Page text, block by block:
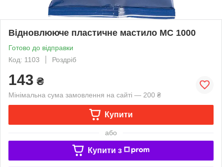
Відновлююче пластичне мастило МС 1000
Готово до відправки
Код: 1103
Роздріб
143 ₴
Мінімальна сума замовлення на сайті — 200 ₴
Купити
або
Купити з